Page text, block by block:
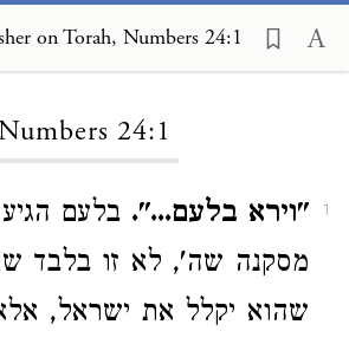
on Torah, Numbers 24:1
24:1
1 "וירא בלעם...". בלעם
מסקנה שה', לא זו בלבד
שהוא יקלל את ישראל,